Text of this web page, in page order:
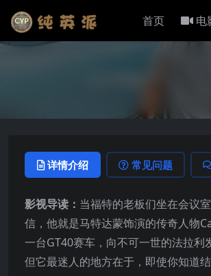
首页 电
详情介绍 常见问题
影视导读： 当福特的老板们坐在会议
信，他就是马特达蒙饰演的传奇人物
一台GT40赛车，向不可一世的法拉利
但它最迷人的地方在于，即使你知道